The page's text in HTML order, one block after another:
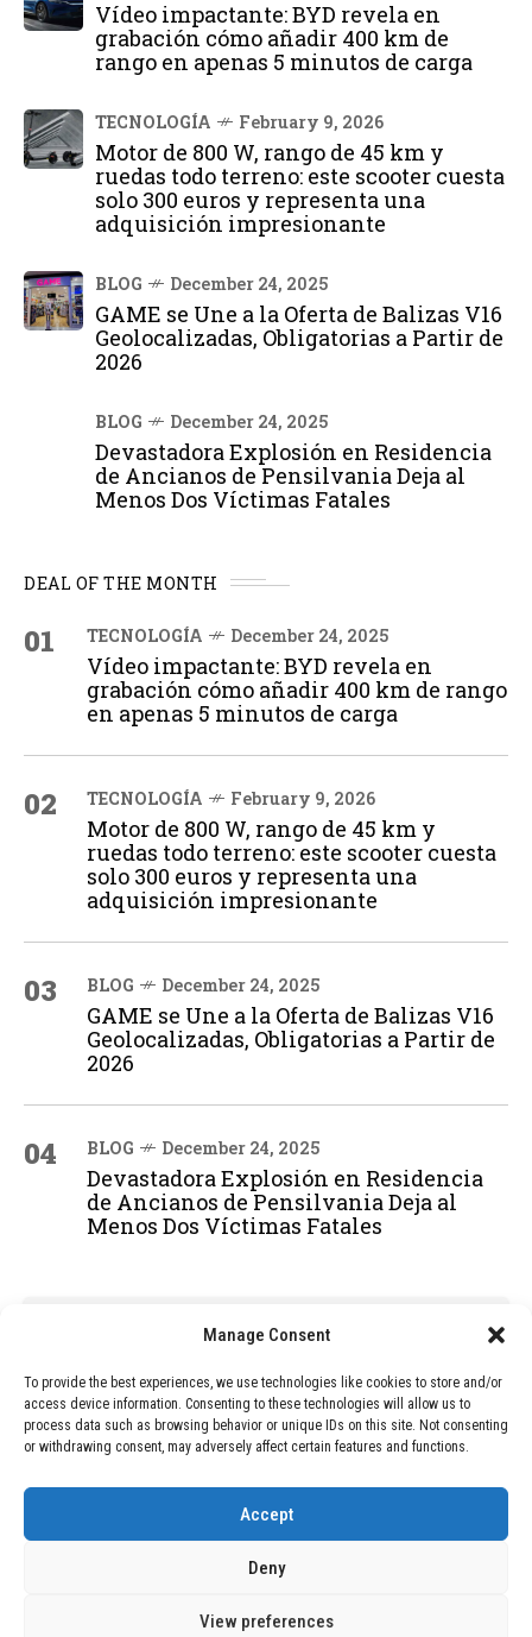
Manage Consent
To provide the best experiences, we use technologies like cookies to store and/or
access device information. Consenting to these technologies will allow us to
process data such as browsing behavior or unique IDs on this site. Not consenting
or withdrawing consent, may adversely affect certain features and functions.
Accept
Deny
View preferences
Vídeo impactante: BYD revela en
grabación cómo añadir 400 km de
rango en apenas 5 minutos de carga
TECNOLOGÍA February 9, 2026
Motor de 800 W, rango de 45 km y
ruedas todo terreno: este scooter cuesta
solo 300 euros y representa una
adquisición impresionante
BLOG December 24, 2025
GAME se Une a la Oferta de Balizas V16
Geolocalizadas, Obligatorias a Partir de
2026
BLOG December 24, 2025
Devastadora Explosión en Residencia
de Ancianos de Pensilvania Deja al
Menos Dos Víctimas Fatales
DEAL OF THE MONTH
01 TECNOLOGÍA December 24, 2025
Vídeo impactante: BYD revela en
grabación cómo añadir 400 km de rango
en apenas 5 minutos de carga
02 TECNOLOGÍA February 9, 2026
Motor de 800 W, rango de 45 km y
ruedas todo terreno: este scooter cuesta
solo 300 euros y representa una
adquisición impresionante
03 BLOG December 24, 2025
GAME se Une a la Oferta de Balizas V16
Geolocalizadas, Obligatorias a Partir de
2026
04 BLOG December 24, 2025
Devastadora Explosión en Residencia
de Ancianos de Pensilvania Deja al
Menos Dos Víctimas Fatales